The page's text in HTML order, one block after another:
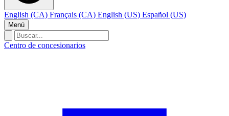
English (CA) Français (CA) English (US) Español (US)
Menú
Centro de concesionarios